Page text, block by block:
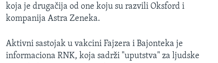
koja je drugačija od one koju su razvili Oksford i
kompanija Astra Zeneka.
Aktivni sastojak u vakcini Fajzera i Bajonteka je
informaciona RNK, koja sadrži "uputstva" za ljudske